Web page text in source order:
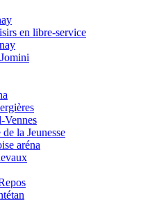
en libre-service
Vennes
la Jeunesse
aréna